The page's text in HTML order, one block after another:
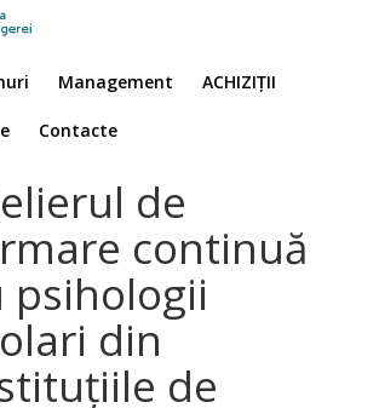
Management ACHIZIȚII
Contacte
de
continuă
psihologii
din
de